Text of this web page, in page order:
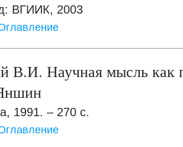
ВГИИК, 2003
В.И. Научная мысль как
1991. – 270 с.